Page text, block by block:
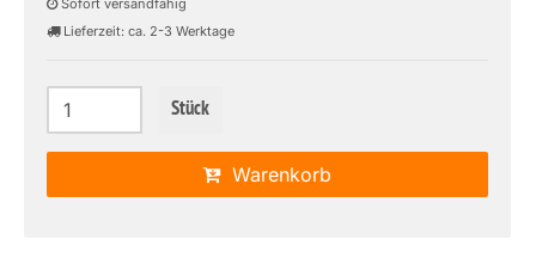
Sofort versandfähig
Lieferzeit: ca. 2-3 Werktage
Stück
Warenkorb